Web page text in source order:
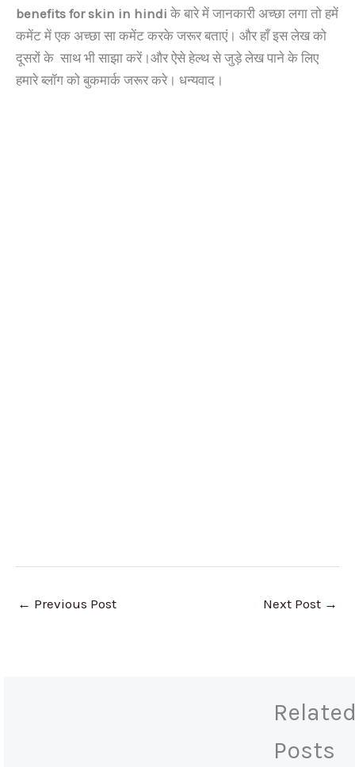
benefits for skin in hindi के बारे में जानकारी अच्छा लगा तो हमें
कमेंट में एक अच्छा सा कमेंट करके जरूर बताएं। और हाँ इस लेख को
दूसरों के साथ भी साझा करें।और ऐसे हेल्थ से जुड़े लेख पाने के लिए
हमारे ब्लॉग को बुकमार्क जरूर करे। धन्यवाद।
← Previous Post Next Post →
Posts